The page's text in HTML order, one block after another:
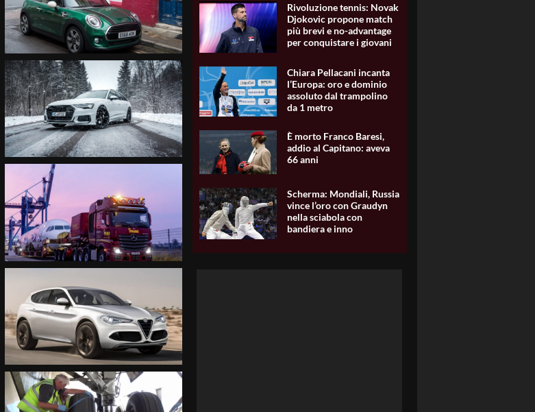
Rivoluzione tennis: Novak
Djokovic propone match
più brevi e no-advantage
per conquistare i giovani
Chiara Pellacani incanta
l’Europa: oro e dominio
assoluto dal trampolino
da 1 metro
È morto Franco Baresi,
addio al Capitano: aveva
66 anni
Scherma: Mondiali, Russia
vince l’oro con Graudyn
nella sciabola con
bandiera e inno